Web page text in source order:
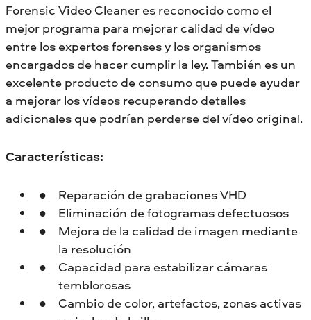
Forensic Video Cleaner es reconocido como el
mejor programa para mejorar calidad de vídeo
entre los expertos forenses y los organismos
encargados de hacer cumplir la ley. También es un
excelente producto de consumo que puede ayudar
a mejorar los vídeos recuperando detalles
adicionales que podrían perderse del vídeo original.
Características:
Reparación de grabaciones VHD
Eliminación de fotogramas defectuosos
Mejora de la calidad de imagen mediante
la resolución
Capacidad para estabilizar cámaras
temblorosas
Cambio de color, artefactos, zonas activas